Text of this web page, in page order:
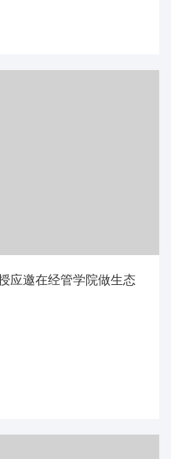
应邀在经管学院做生态